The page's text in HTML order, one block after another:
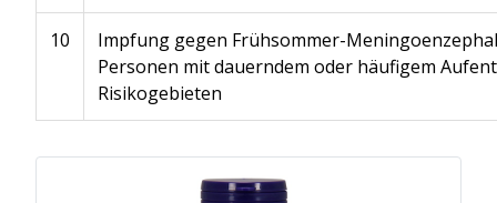
10
Impfung gegen Frühsommer-
Personen mit dauerndem oder häufigem
Risikogebieten